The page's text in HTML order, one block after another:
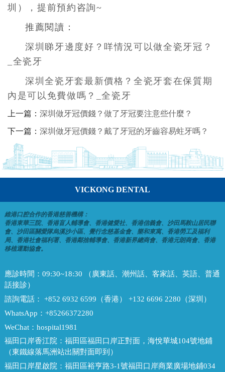
圳），提前預約咨詢~
推薦閱讀：
深圳睇牙邊度好？咩情況可以做全瓷牙冠？
_全瓷牙
深圳全瓷牙套最新價格？全瓷牙套在保質期
內是可以免費做嗎？_全瓷牙
上一篇： 深圳做牙冠價錢？做了牙冠要注意些什麼？
下一篇： 深圳做牙冠價錢？戴了牙冠的牙齒容易蛀牙嗎？
VICKONG DENTAL
維港口腔合作的香港慈善機構：
香港東華三院、香港盲人輔導會、香港健愛社、香港信義會、沙田馬鞍山居民聯
會、沙田區關愛隊烏溪沙小區、覺行念慈基金會、樂和東寓、香港勞工及福利
局、香港社會福利署、香港鄰捨輔導會、香港新界總商會、香港元朗商會、香港
移植運動協會。
應診時間： 09:30~18:30 （廣東話、潮州話、客家話、英語、普通
話接診）
諮詢電話： +852 6932 6599（香港） +132 6696 2280（深圳）
WhatsApp： +85266372280
WeChat： hospital1981
福田口岸香江院： 福田區福田口岸正對面，海悅華城104號地鋪
（東鐵線落馬洲站出關對面即到）
福田口岸星啟院： 福田區裕亨路3-1號福田口岸商業廣場地鋪034